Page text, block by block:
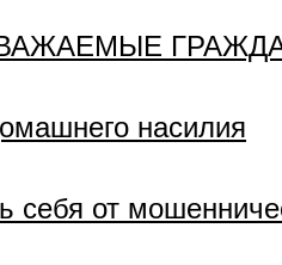
насилия
себя от